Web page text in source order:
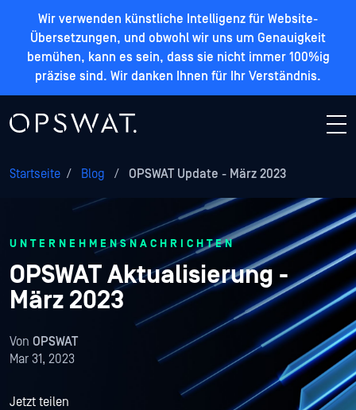
Wir verwenden künstliche Intelligenz für Website-
Übersetzungen, und obwohl wir uns um Genauigkeit
bemühen, kann es sein, dass sie nicht immer 100%ig
präzise sind. Wir danken Ihnen für Ihr Verständnis.
Startseite / Blog / OPSWAT Update - März 2023
UNTERNEHMENSNACHRICHTEN
OPSWAT Aktualisierung -
März 2023
Von OPSWAT
Mar 31, 2023
Jetzt teilen